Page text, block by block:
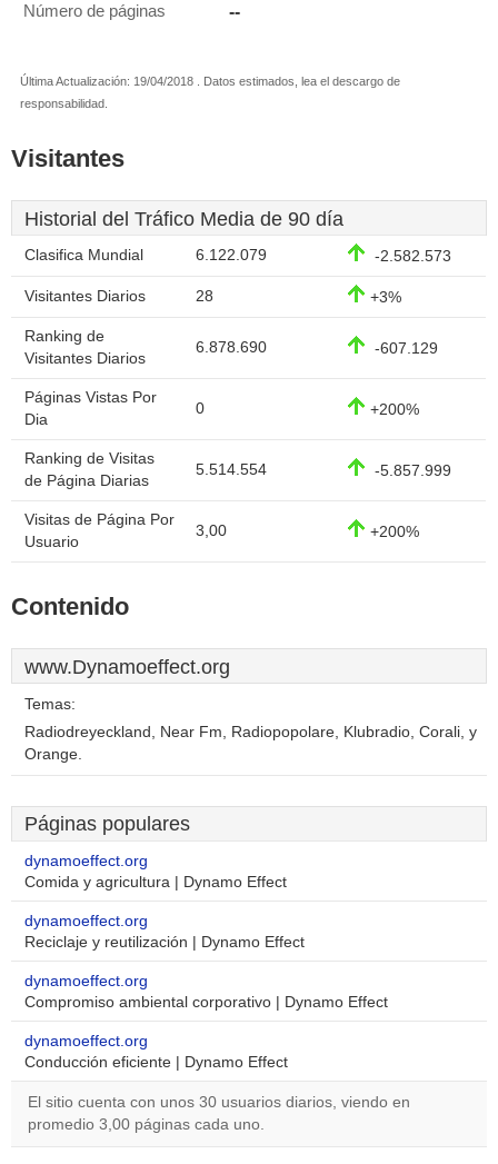
Número de páginas --
Última Actualización: 19/04/2018 . Datos estimados, lea el descargo de
responsabilidad.
Visitantes
Historial del Tráfico Media de 90 día
Clasifica Mundial 6.122.079 -2.582.573
Visitantes Diarios 28 +3%
Ranking de
Visitantes Diarios
6.878.690 -607.129
Páginas Vistas Por
Dia
0 +200%
Ranking de Visitas
de Página Diarias
5.514.554 -5.857.999
Visitas de Página Por
Usuario
3,00 +200%
Contenido
www.Dynamoeffect.org
Temas:
Radiodreyeckland, Near Fm, Radiopopolare, Klubradio, Corali, y
Orange.
Páginas populares
dynamoeffect.org
Comida y agricultura | Dynamo Effect
dynamoeffect.org
Reciclaje y reutilización | Dynamo Effect
dynamoeffect.org
Compromiso ambiental corporativo | Dynamo Effect
dynamoeffect.org
Conducción eficiente | Dynamo Effect
El sitio cuenta con unos 30 usuarios diarios, viendo en
promedio 3,00 páginas cada uno.